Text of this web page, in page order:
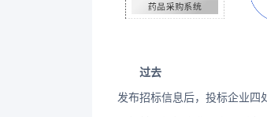
过去
发布招标信息后，投标企业四